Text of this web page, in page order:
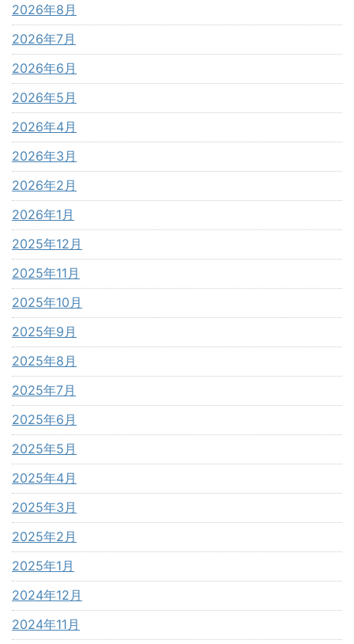
2026年8月
2026年7月
2026年6月
2026年5月
2026年4月
2026年3月
2026年2月
2026年1月
2025年12月
2025年11月
2025年10月
2025年9月
2025年8月
2025年7月
2025年6月
2025年5月
2025年4月
2025年3月
2025年2月
2025年1月
2024年12月
2024年11月